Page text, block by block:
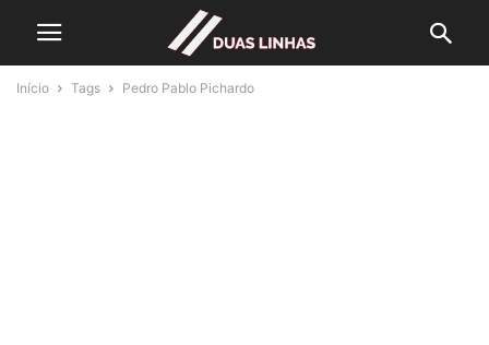
Início Tags Pedro Pablo Pichardo